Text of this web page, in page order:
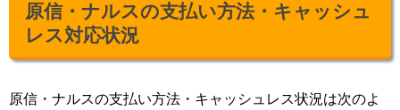
原信・ナルスの支払い方法・キャッシュ
レス対応状況
原信・ナルスの支払い方法・キャッシュレス状況は次のよ